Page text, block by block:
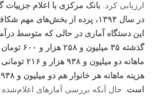
ارزیابی کرد. بانک مرکزی با اعلام
در سال ۱۳۹۴، پرده از بخش‌های
این دستگاه آماری در حالی که متوسط
گذشته ۳۵
ماهانه دو
است